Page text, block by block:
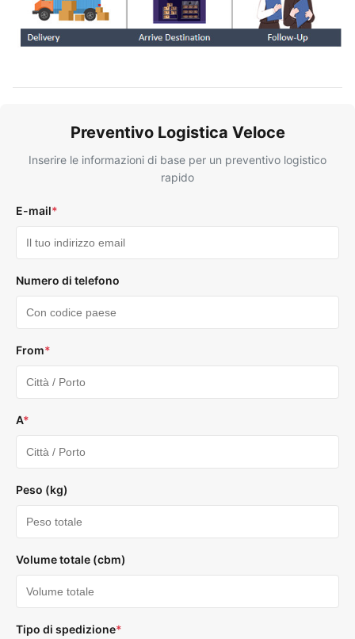
Preventivo Logistica Veloce
Inserire le informazioni di base per un preventivo logistico
rapido
E-mail*
Numero di telefono
From*
A*
Peso (kg)
Volume totale (cbm)
Tipo di spedizione*